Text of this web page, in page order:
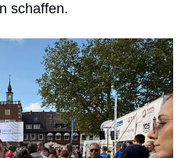
schaffen.